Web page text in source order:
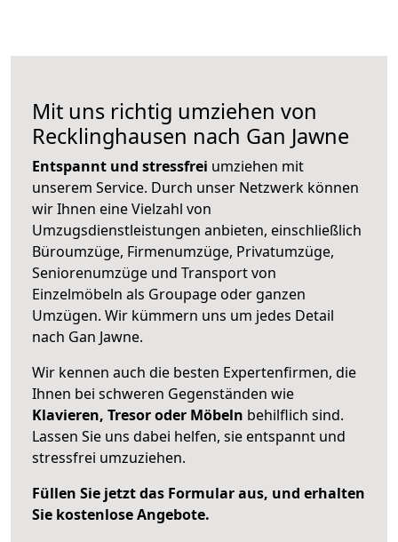
Mit uns richtig umziehen von
Recklinghausen nach Gan Jawne
Entspannt und stressfrei umziehen mit
unserem Service. Durch unser Netzwerk können
wir Ihnen eine Vielzahl von
Umzugsdienstleistungen anbieten, einschließlich
Büroumzüge, Firmenumzüge, Privatumzüge,
Seniorenumzüge und Transport von
Einzelmöbeln als Groupage oder ganzen
Umzügen. Wir kümmern uns um jedes Detail
nach Gan Jawne.
Wir kennen auch die besten Expertenfirmen, die
Ihnen bei schweren Gegenständen wie
Klavieren, Tresor oder Möbeln behilflich sind.
Lassen Sie uns dabei helfen, sie entspannt und
stressfrei umzuziehen.
Füllen Sie jetzt das Formular aus, und erhalten
Sie kostenlose Angebote.